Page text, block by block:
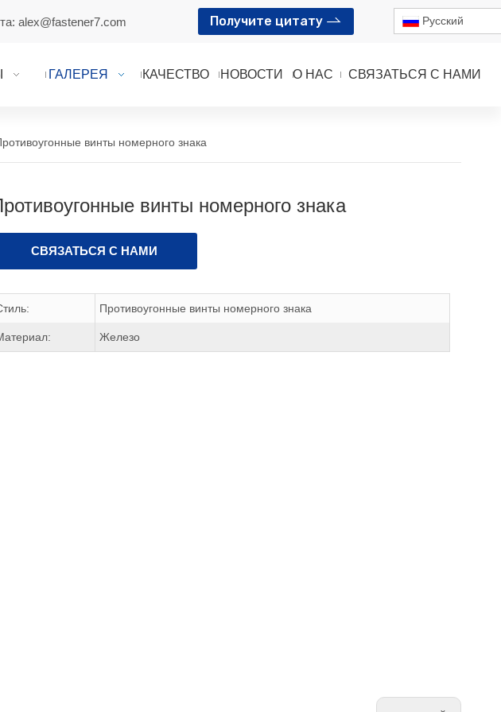
alex@fastener7.com Получите цитату Pусский
ГАЛЕРЕЯ КАЧЕСТВО НОВОСТИ О НАС СВЯЗАТЬСЯ С НАМИ
винты номерного знака
винты номерного знака
СВЯЗАТЬСЯ С НАМИ
Противоугонные винты номерного знака
Железо